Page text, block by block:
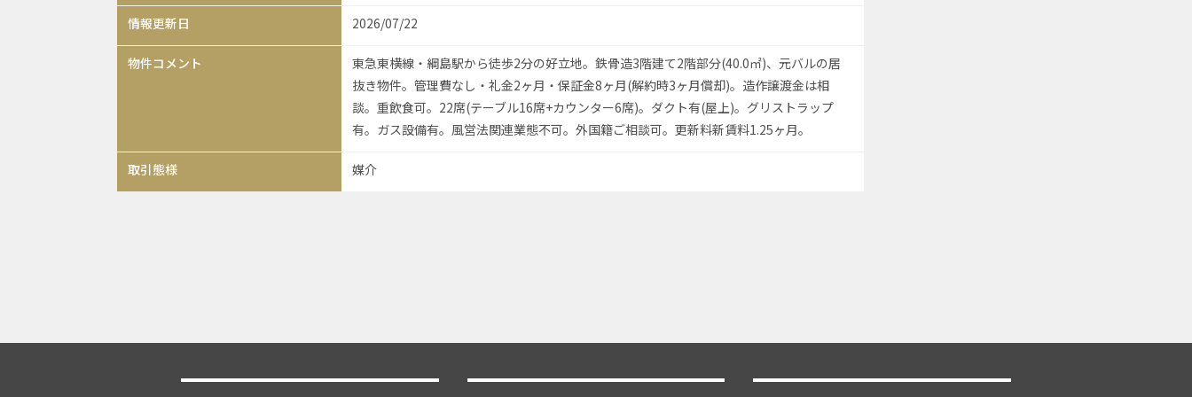
情報更新日 2026/07/22
物件コメント
東急東横線・綱島駅から徒歩2分の好立地。鉄骨造3階建て2階部分(40.0㎡)、元バルの居
抜き物件。管理費なし・礼金2ヶ月・保証金8ヶ月(解約時3ヶ月償却)。造作譲渡金は相
談。重飲食可。22席(テーブル16席+カウンター6席)。ダクト有(屋上)。グリストラップ
有。ガス設備有。風営法関連業態不可。外国籍ご相談可。更新料新賃料1.25ヶ月。
取引態様 媒介